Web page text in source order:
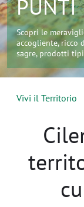
PUNTI
Scopri le
accogliente, ricco
sagre, prodotti
Vivi il Territorio